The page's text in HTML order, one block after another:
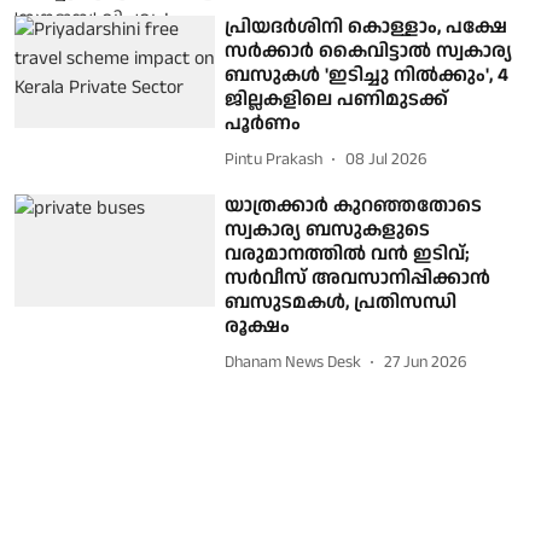
പ്രിയദര്‍ശിനി കൊള്ളാം, പക്ഷേ
സര്‍ക്കാര്‍ കൈവിട്ടാല്‍ സ്വകാര്യ
ബസുകള്‍ 'ഇടിച്ചു നില്‍ക്കും', 4
ജില്ലകളിലെ പണിമുടക്ക്
പൂര്‍ണം
Pintu Prakash 08 Jul 2026
യാത്രക്കാര്‍ കുറഞ്ഞതോടെ
സ്വകാര്യ ബസുകളുടെ
വരുമാനത്തില്‍ വന്‍ ഇടിവ്;
സര്‍വീസ് അവസാനിപ്പിക്കാന്‍
ബസുടമകള്‍, പ്രതിസന്ധി
രൂക്ഷം
Dhanam News Desk 27 Jun 2026